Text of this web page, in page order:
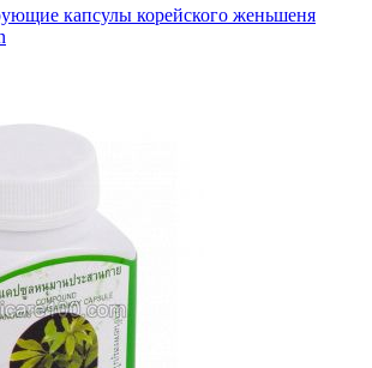
капсулы корейского женьшеня